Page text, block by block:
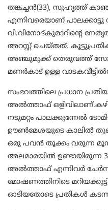
തങ്കച്ചൻ(33), സുഹൃത്ത്
എന്നിവരെയാണ് പാലക്കാട്ടു
വി.വിനോദ്കുമാറിന്റെ
അറസ്റ്റ് ചെയ്തത്.
അഞ്ചുമുക്ക് തെരുവത്ത്
മണർകാട് ഉള്ള
സംഭവത്തിലെ പ്രധാന
അൽത്താഫ്
നടുമറ്റം പാലക്കുന്നേൽ
ഊൺമേശയുടെ കാലിൽ തുണി
ഒരു പവൻ തൂക്കം വരുന്ന
അലമാരയിൽ
അൽത്താഫ് എന്നിവർ
മോഷണത്തിനിടെ
ഓടിയതോടെ പ്രതികൾ